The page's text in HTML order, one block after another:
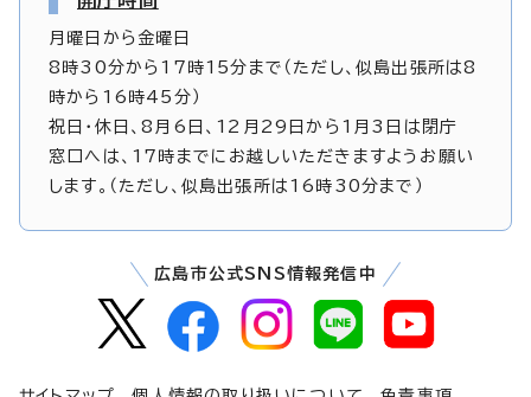
月曜日から金曜日
8時30分から17時15分まで（ただし、似島出張所は8
時から16時45分）
祝日・休日、8月6日、12月29日から1月3日は閉庁
窓口へは、17時までにお越しいただきますようお願い
します。（ただし、似島出張所は16時30分まで）
広島市公式SNS情報発信中